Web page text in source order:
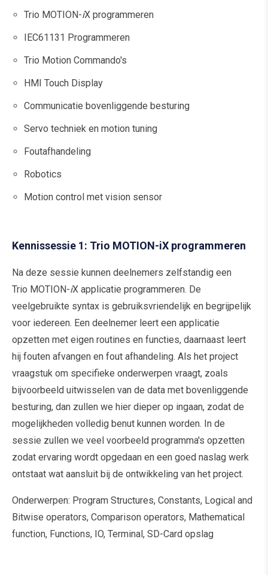
Trio MOTION-iX programmeren
IEC61131 Programmeren
Trio Motion Commando's
HMI Touch Display
Communicatie bovenliggende besturing
Servo techniek en motion tuning
Foutafhandeling
Robotics
Motion control met vision sensor
Kennissessie 1: Trio MOTION-iX programmeren
Na deze sessie kunnen deelnemers zelfstandig een
Trio MOTION-iX applicatie programmeren. De
veelgebruikte syntax is gebruiksvriendelijk en begrijpelijk
voor iedereen. Een deelnemer leert een applicatie
opzetten met eigen routines en functies, daarnaast leert
hij fouten afvangen en fout afhandeling. Als het project
vraagstuk om specifieke onderwerpen vraagt, zoals
bijvoorbeeld uitwisselen van de data met bovenliggende
besturing, dan zullen we hier dieper op ingaan, zodat de
mogelijkheden volledig benut kunnen worden. In de
sessie zullen we veel voorbeeld programma's opzetten
zodat ervaring wordt opgedaan en een goed naslag werk
ontstaat wat aansluit bij de ontwikkeling van het project.
Onderwerpen: Program Structures, Constants, Logical and
Bitwise operators, Comparison operators, Mathematical
function, Functions, IO, Terminal, SD-Card opslag